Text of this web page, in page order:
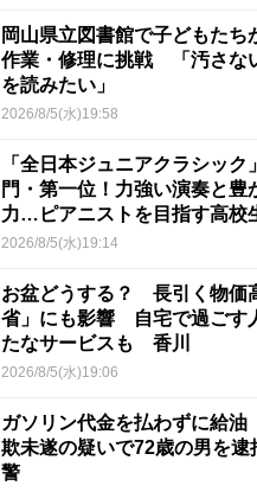
岡山県立図書館で子どもたち
作業・修理に挑戦 「汚さな
を読みたい」
2026/8/5(水)19:58
「全日本ジュニアクラシック
門・第一位！力強い演奏と豊
力…ピアニストを目指す高校
【青春のキセキ】
2026/8/5(水)19:14
お盆どうする？ 長引く物価
省」にも影響 自宅で過ごす
たなサービスも 香川
2026/8/5(水)19:06
ガソリン代金を払わずに給
欺未遂の疑いで72歳の男を
警